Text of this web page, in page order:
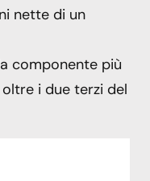
nette di un
componente più
i due terzi del